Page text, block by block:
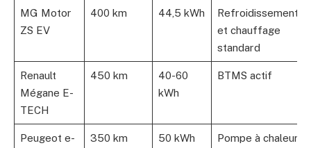
MG Motor
ZS EV
400 km 44,5 kWh
Refroidissement
et chauffage
standard
Renault
Mégane E-
TECH
450 km
40-60
kWh
BTMS actif
Peugeot e-
350 km 50 kWh Pompe à chaleur